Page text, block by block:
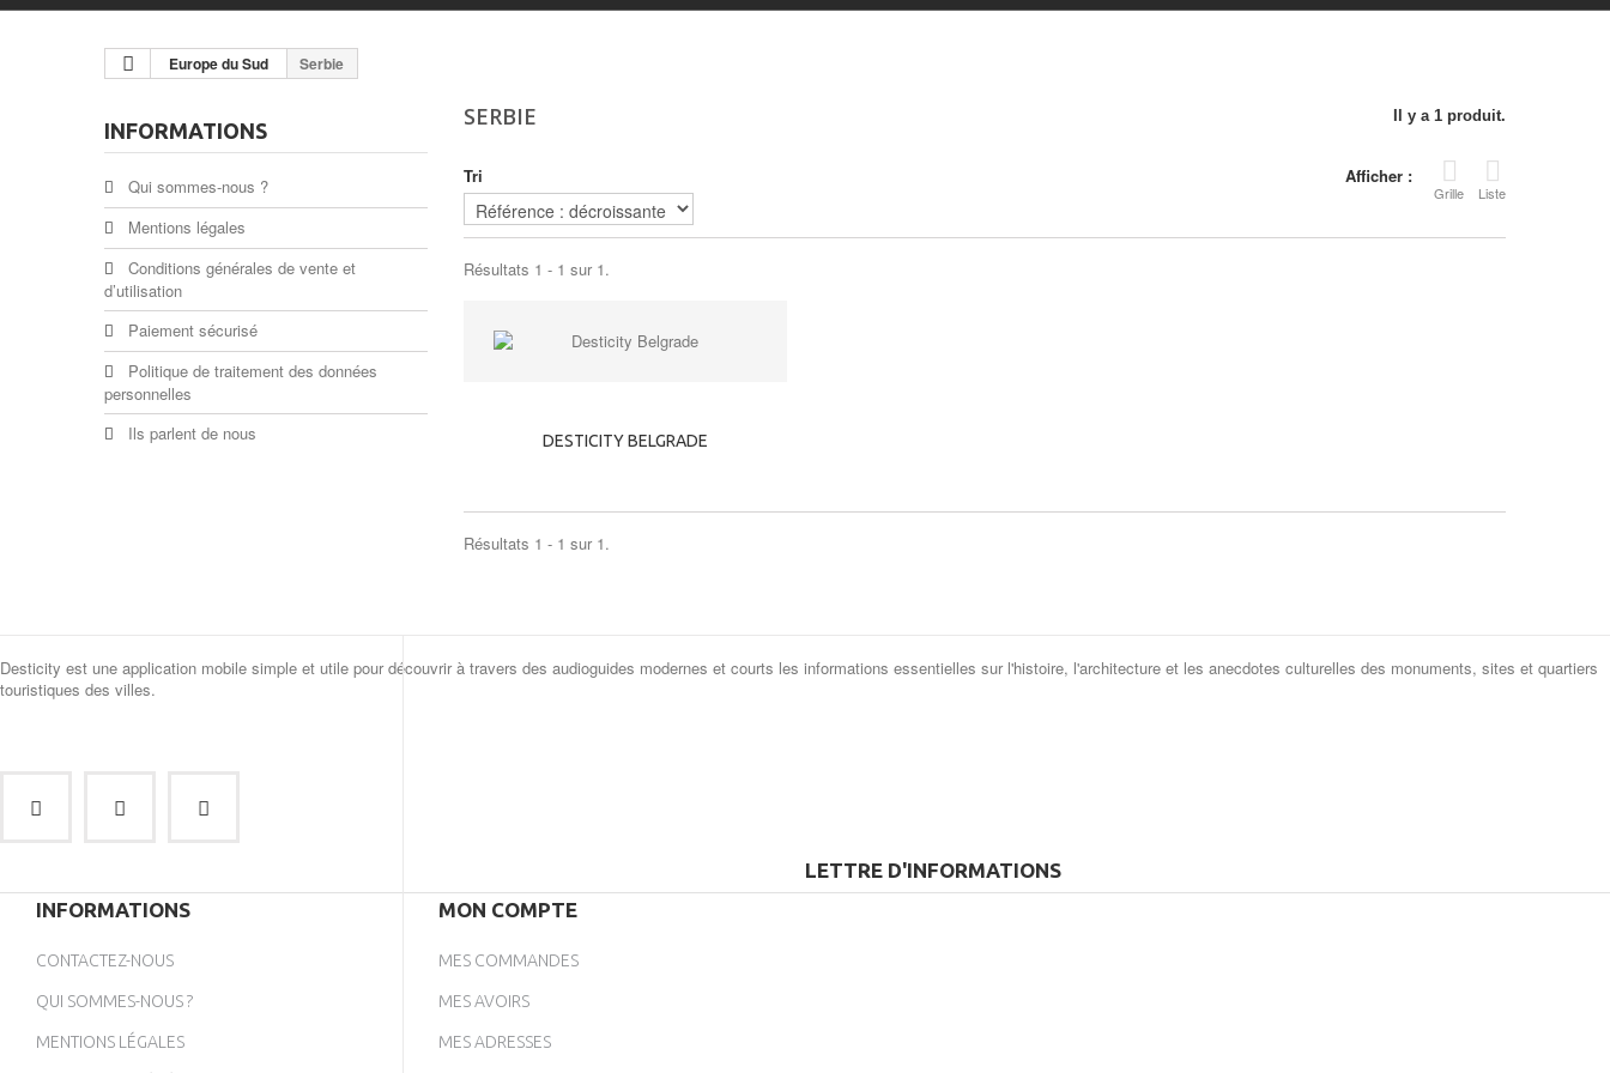
Europe du Sud Serbie
SERBIE Il y a 1 produit.
Afficher :
Grille Liste
Tri
Résultats 1 - 1 sur 1.
DESTICITY BELGRADE
Résultats 1 - 1 sur 1.
INFORMATIONS
Qui sommes-nous ?
Mentions légales
Conditions générales de vente et
d’utilisation
Paiement sécurisé
Politique de traitement des données
personnelles
Ils parlent de nous
Desticity est une application mobile simple et utile pour découvrir à travers des audioguides modernes et courts les informations essentielles sur l'histoire, l'architecture et les anecdotes culturelles des monuments, sites et quartiers
touristiques des villes.
INFORMATIONS
CONTACTEZ-NOUS
QUI SOMMES-NOUS ?
MENTIONS LÉGALES
MON COMPTE
MES COMMANDES
MES AVOIRS
MES ADRESSES
LETTRE D'INFORMATIONS